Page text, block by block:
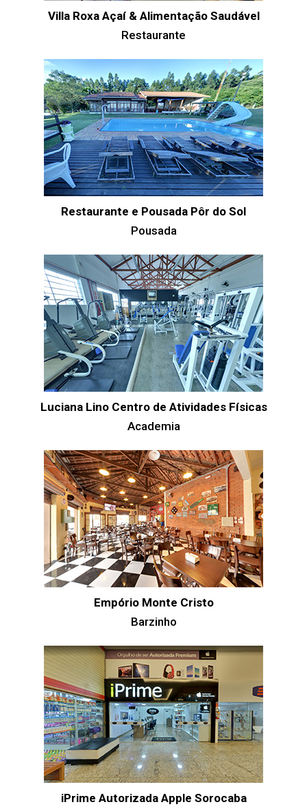
Villa Roxa Açaí & Alimentação Saudável
Restaurante
Restaurante e Pousada Pôr do Sol
Pousada
Luciana Lino Centro de Atividades Físicas
Academia
Empório Monte Cristo
Barzinho
iPrime Autorizada Apple Sorocaba